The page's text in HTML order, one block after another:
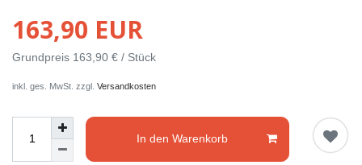
163,90 EUR
Grundpreis 163,90 € / Stück
inkl. ges. MwSt. zzgl. Versandkosten
In den Warenkorb